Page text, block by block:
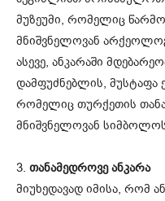
მუზეუმი, რომელიც
მნიშვნელოვან
ასევე, ანკარაში
დამფუძნებლის,
რომელიც თურქეთის
მნიშვნელოვან
3. თანამედროვე ანკარა
მიუხედავად იმისა, რომ